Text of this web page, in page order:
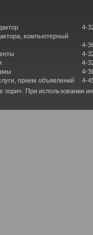
компьютерный
прием объявлений
4-
4-
4-
4-
4-
4-
зори». При использовании